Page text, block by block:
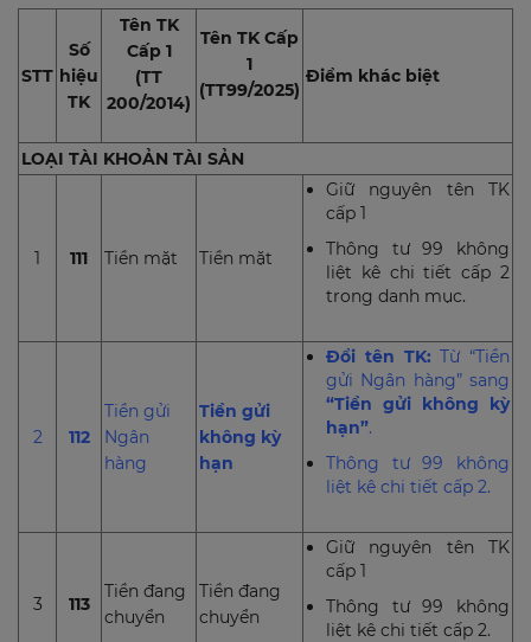
STT
Số
hiệu
TK
Tên TK
Cấp 1
(TT
200/2014)
Tên TK Cấp
1
(TT99/2025)
Điểm khác biệt
LOẠI TÀI KHOẢN TÀI SẢN
1 111 Tiền mặt Tiền mặt
Giữ nguyên tên TK
cấp 1
Thông tư 99 không
liệt kê chi tiết cấp 2
trong danh mục.
2 112
Tiền gửi
Ngân
hàng
Tiền gửi
không kỳ
hạn
Đổi tên TK: Từ “Tiền
gửi Ngân hàng” sang
“Tiền gửi không kỳ
hạn”.
Thông tư 99 không
liệt kê chi tiết cấp 2.
3 113
Tiền đang
chuyển
Tiền đang
chuyển
Giữ nguyên tên TK
cấp 1
Thông tư 99 không
liệt kê chi tiết cấp 2.